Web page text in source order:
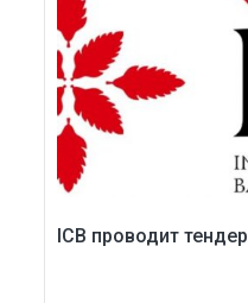
ICB проводит тендер